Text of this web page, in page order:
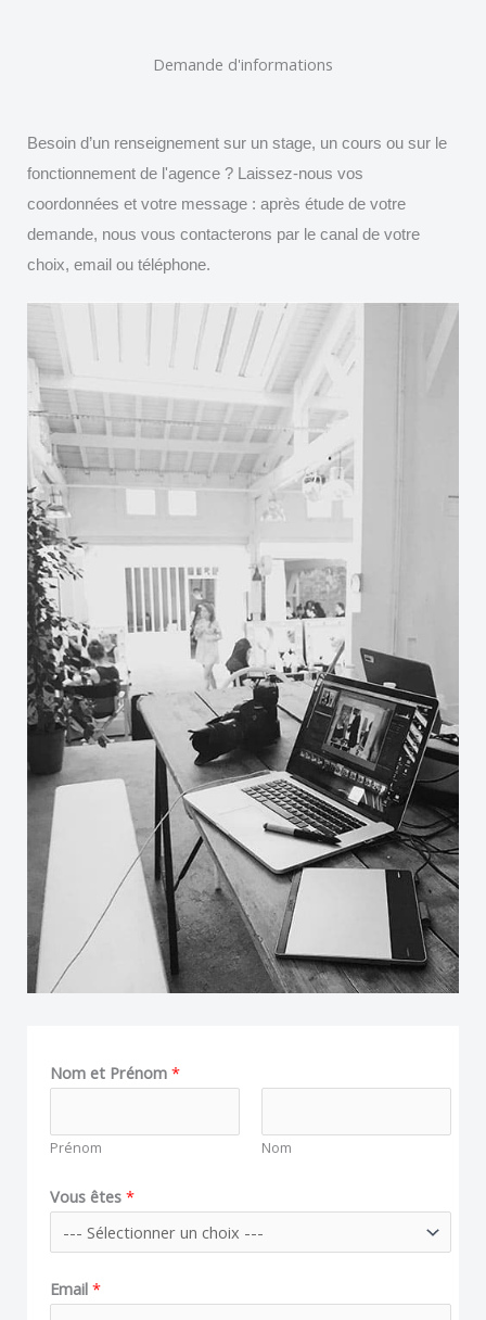
Demande d'informations
Besoin d’un renseignement sur un stage, un cours ou sur le
fonctionnement de l'agence ? Laissez-nous vos
coordonnées et votre message : après étude de votre
demande, nous vous contacterons par le canal de votre
choix, email ou téléphone.
Nom et Prénom *
Prénom Nom
t
:
Vous êtes *
Email *